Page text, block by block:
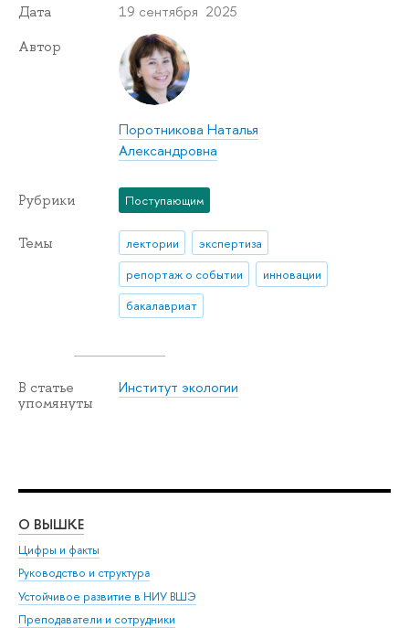
Дата 19 сентября 2025
Автор
Поротникова Наталья
Александровна
Рубрики Поступающим
Темы лектории
экспертиза
репортаж о событии
инновации
бакалавриат
В статье
упомянуты
Институт экологии
О ВЫШКЕ
Цифры и факты
Руководство и структура
Устойчивое развитие в НИУ ВШЭ
Преподаватели и сотрудники